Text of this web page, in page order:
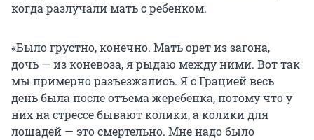
когда разлучали мать с ребенком.
«Было грустно, конечно. Мать орет из загона,
дочь — из коневоза, я рыдаю между ними. Вот так
мы примерно разъезжались. Я с Грацией весь
день была после отъема жеребенка, потому что у
них на стрессе бывают колики, а колики для
лошадей — это смертельно. Мне надо было